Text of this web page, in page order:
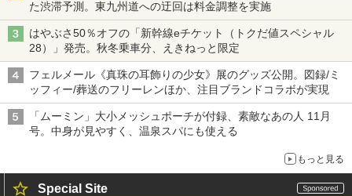
た渋滞予測。東九州道への迂回は料金調整を実施
はやぶさ50％オフの「新幹線eチケット（トクだ値スペシャル
28）」発売。秋冬乗車分、えきねっと限定
フェルメール《真珠の耳飾りの少女》展のグッズ公開。図録/ミ
ッフィー/葬送のフリーレンほか、注目ブランドコラボが実現
「ムーミン」大小メッシュポーチが付録、素敵なあの人 11月
号。中身が見やすく、温泉スパにも使える
もっと見る
Special Site